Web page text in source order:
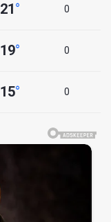
21° 0
19° 0
15° 0